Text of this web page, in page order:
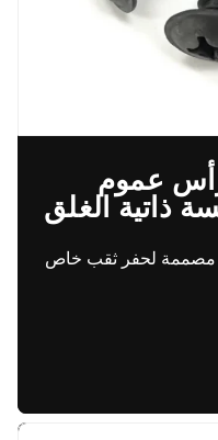
عموم
ذاتية الغلق
مصممة لحفر ثقب خاص